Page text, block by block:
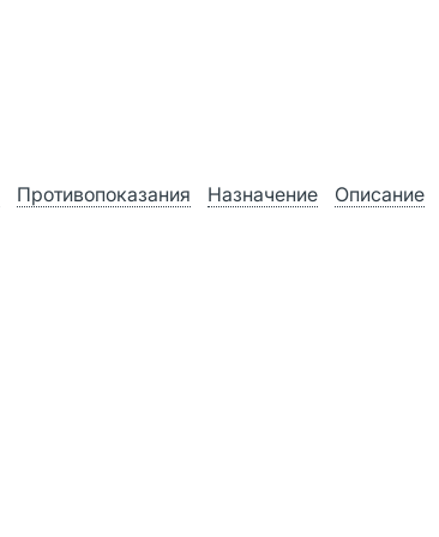
Противопоказания Назначение
Описание